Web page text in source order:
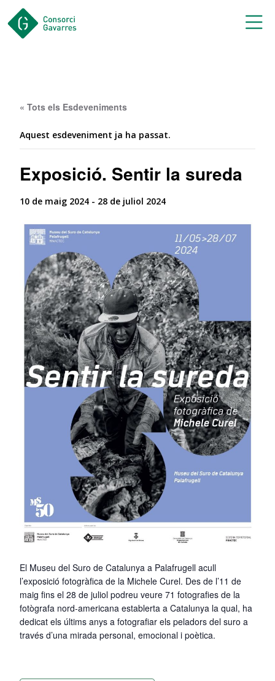
« Tots els Esdeveniments
Aquest esdeveniment ja ha passat.
Exposició. Sentir la sureda
10 de maig 2024 - 28 de juliol 2024
El Museu del Suro de Catalunya a Palafrugell acull
l’exposició fotogràfica de la Michele Curel. Des de l’11 de
maig fins el 28 de juliol podreu veure 71 fotografies de la
fotògrafa nord-americana establerta a Catalunya la qual, ha
dedicat els últims anys a fotografiar els peladors del suro a
través d’una mirada personal, emocional i poètica.